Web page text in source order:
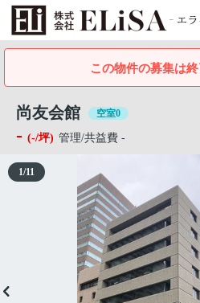
この物件の募集は終
尚友会館 空室0
- (-/坪) 管理/共益費 -
1/11